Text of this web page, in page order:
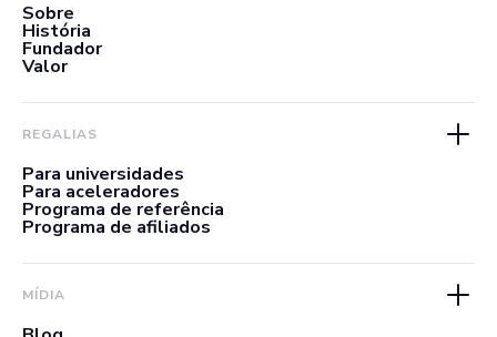
Sobre
História
Fundador
Valor
REGALIAS
Para universidades
Para aceleradores
Programa de referência
Programa de afiliados
MÍDIA